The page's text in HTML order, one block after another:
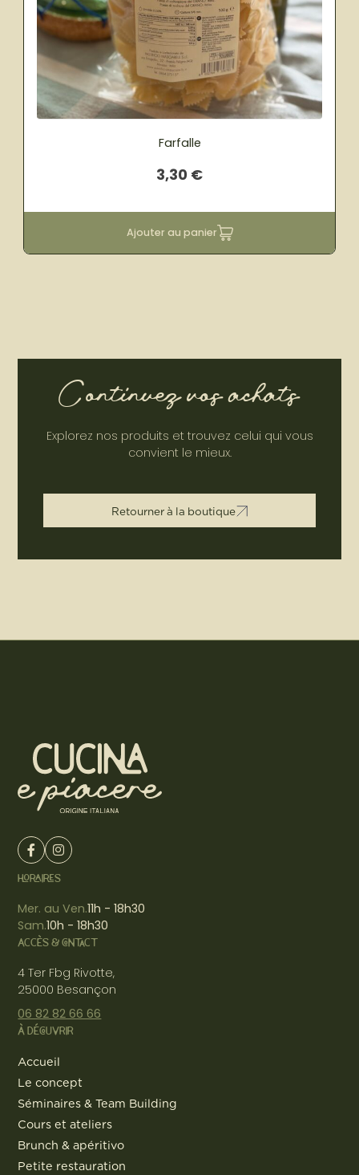
Farfalle
3,30 €
Ajouter au panier
Continuez vos achats
Explorez nos produits et trouvez celui qui vous
convient le mieux.
Retourner à la boutique
À DÉCOUVRIR
Accueil
Le concept
Séminaires & Team Building
Cours et ateliers
Brunch & apéritivo
Petite restauration
ACCÈS & CONTACT
4 Ter Fbg Rivotte,
25000 Besançon
06 82 82 66 66
HORAIRES
Mer. au Ven.11h - 18h30
Sam.10h - 18h30